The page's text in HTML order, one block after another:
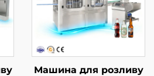
Машина для розливу